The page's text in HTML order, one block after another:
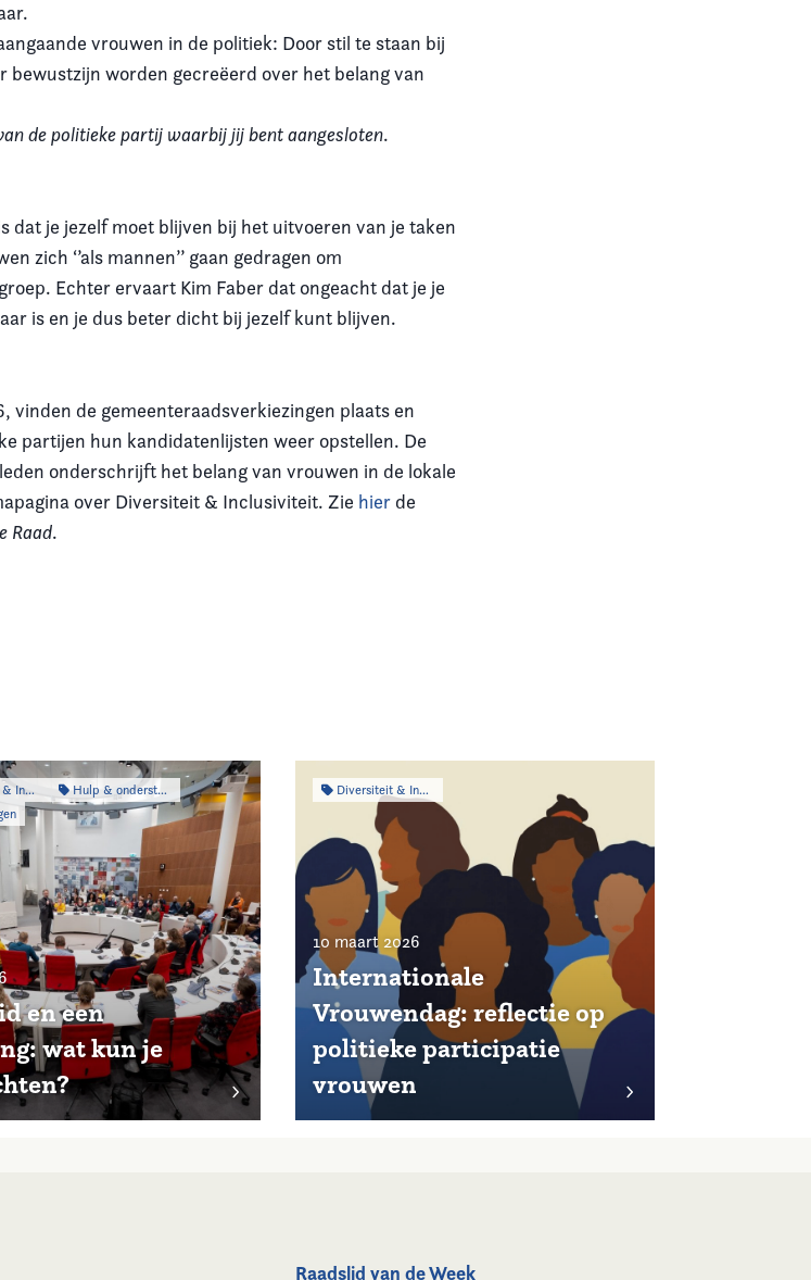
vrouwen in de politiek: Door stil te staan bij
bewustzijn worden gecreëerd over het belang van
de politieke partij waarbij jij bent aangesloten.
dat je jezelf moet blijven bij het uitvoeren van je taken
zich ‘’als mannen’’ gaan gedragen om
Echter ervaart Kim Faber dat ongeacht dat je je
is en je dus beter dicht bij jezelf kunt blijven.
vinden de gemeenteraadsverkiezingen plaats en
partijen hun kandidatenlijsten weer opstellen. De
onderschrijft het belang van vrouwen in de lokale
over Diversiteit & Inclusiviteit. Zie hier de
Raad.
Hulp & ondersteuning
en een
wat kun je
Diversiteit & Inclusiviteit
10 maart 2026
Internationale
Vrouwendag: reflectie op
politieke participatie
vrouwen
Raadslid van de Week